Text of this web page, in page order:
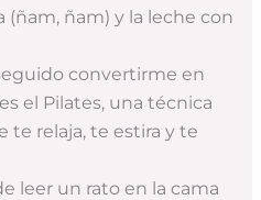
(ñam, ñam) y la leche con
convertirme en
el Pilates, una técnica
relaja, te estira y te
leer un rato en la cama